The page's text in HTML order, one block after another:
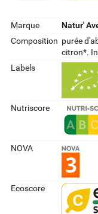
Marque
Natur'
Composition purée
citron*.
Labels
Nutriscore
NOVA
Ecoscore